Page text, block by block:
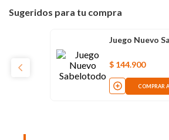
Sugeridos para tu compra
Juego Nuevo
$ 144.900
COMPRAR